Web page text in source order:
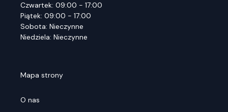
Czwartek: 09:00 - 17:00
Piątek: 09:00 - 17:00
Sobota: Nieczynne
Niedziela: Nieczynne
Mapa strony
O nas